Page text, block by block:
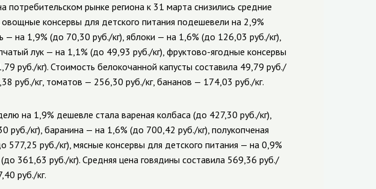
потребительском рынке региона к 31 марта снизились средние
консервы для детского питания подешевели на 2,9%
— на 1,9% (до 70,30 руб./кг), яблоки — на 1,6% (до 126,03 руб./кг),
лук — на 1,1% (до 49,93 руб./кг), фруктово-ягодные консервы
руб./кг). Стоимость белокочанной капусты составила 49,79 руб./
руб./кг, томатов — 256,30 руб./кг, бананов — 174,03 руб./кг.
на 1,9% дешевле стала вареная колбаса (до 427,30 руб./кг),
руб./кг), баранина — на 1,6% (до 700,42 руб./кг), полукопченая
577,25 руб./кг), мясные консервы для детского питания — на 0,9%
361,63 руб./кг). Средняя цена говядины составила 569,36 руб./
руб./кг.